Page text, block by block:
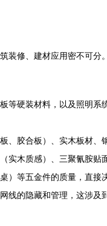
装修、建材应用密不可
等硬装材料，以及照明
、胶合板）、实木板材、
实木质感）、三聚氰胺贴
）等五金件的质量，直
线的隐藏和管理，这涉